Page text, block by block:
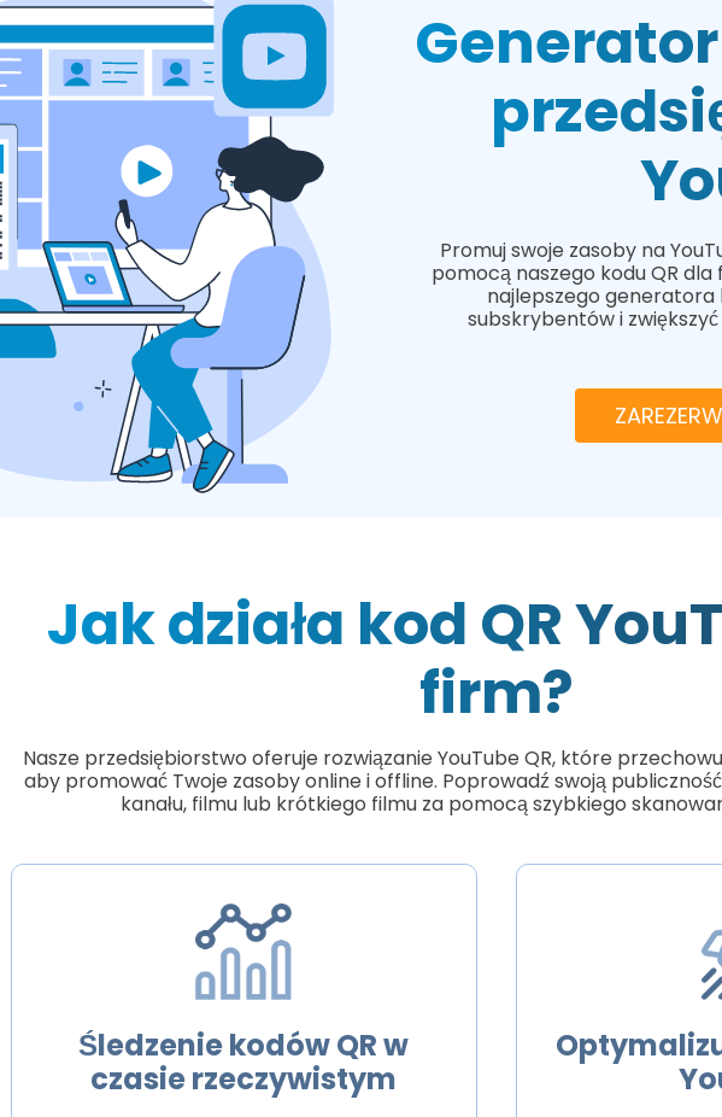
Promuj swoje zasoby na
pomocą naszego kodu QR
najlepszego generatora
subskrybentów i
Jak działa kod QR
firm?
Nasze przedsiębiorstwo oferuje rozwiązanie YouTube QR, które
aby promować Twoje zasoby online i offline. Poprowadź swoją
kanału, filmu lub krótkiego filmu za pomocą szybkiego
Śledzenie kodów QR w
czasie rzeczywistym